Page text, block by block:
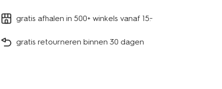
gratis afhalen in 500+ winkels vanaf 15.-
gratis retourneren binnen 30 dagen